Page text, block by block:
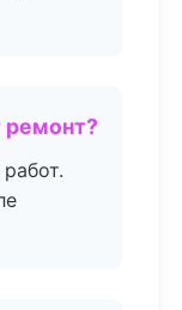
ремонт?